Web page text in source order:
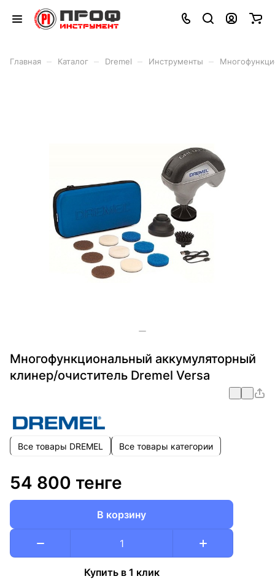
Главная Каталог Dremel Инструменты
Многофункциональный аккумуляторный
клинер/очиститель Dremel Versa
Все товары DREMEL Все товары категории
54 800 тенге
В корзину
Купить в 1 клик